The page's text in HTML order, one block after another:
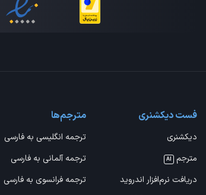
فست دیکشنری
دیکشنری
مترجم
AI
دریافت نرم‌افزار اندروید
مترجم‌ها
ترجمه انگلیسی به فارسی
ترجمه آلمانی به فارسی
ترجمه فرانسوی به فارسی